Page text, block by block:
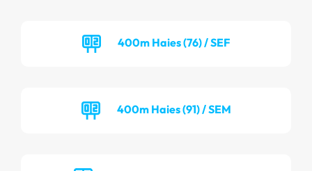
400m Haies (76) / SEF
400m Haies (91) / SEM